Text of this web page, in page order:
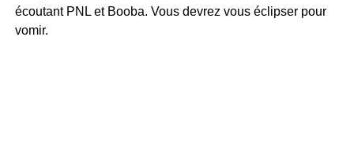
écoutant PNL et Booba. Vous devrez vous éclipser pour
vomir.